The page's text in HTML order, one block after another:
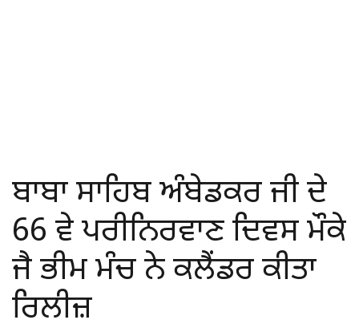
ਬਾਬਾ ਸਾਹਿਬ ਅੰਬੇਡਕਰ ਜੀ ਦੇ
66 ਵੇ ਪਰੀਨਿਰਵਾਣ ਦਿਵਸ ਮੌਕੇ
ਜੈ ਭੀਮ ਮੰਚ ਨੇ ਕਲੈਂਡਰ ਕੀਤਾ
ਰਿਲੀਜ਼